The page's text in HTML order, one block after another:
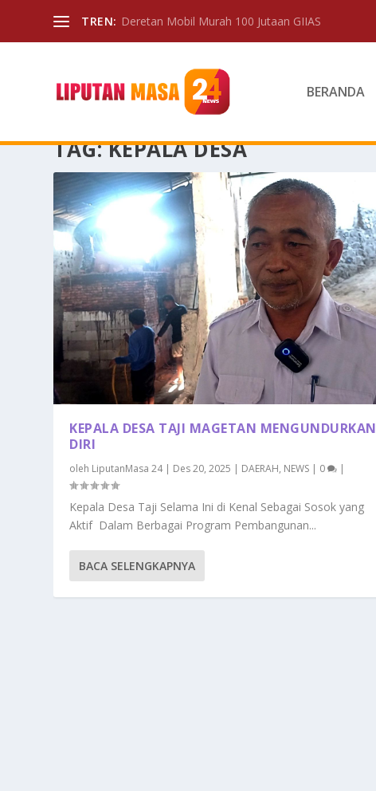
TREN: Deretan Mobil Murah 100 Jutaan GIIAS
BERANDA
TAG:KEPALA DESA
KEPALA DESA TAJI MAGETAN MENGUNDURKAN
DIRI
oleh LiputanMasa 24| Des 20, 2025 | DAERAH, NEWS | 0 |
Kepala Desa Taji Selama Ini di Kenal Sebagai Sosok yang
Aktif Dalam Berbagai Program Pembangunan...
BACA SELENGKAPNYA